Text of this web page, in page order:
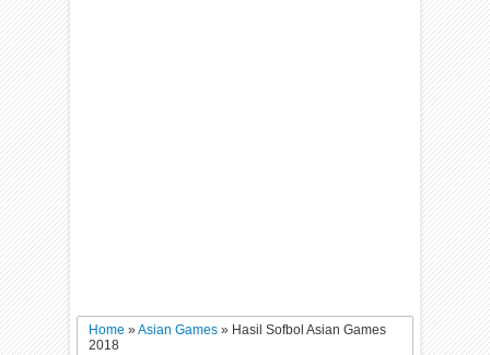
Home»Asian Games» Hasil Sofbol Asian Games
2018